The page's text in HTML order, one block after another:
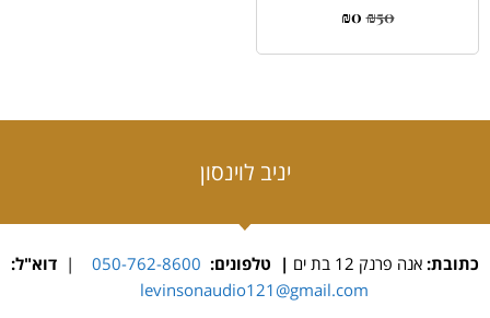
₪50
₪0
יניב לוינסון
כתובת: אנה פרנק 12 בת ים | טלפונים: 050-762-8600
| דוא"ל:
levinsonaudio121@gmail.com